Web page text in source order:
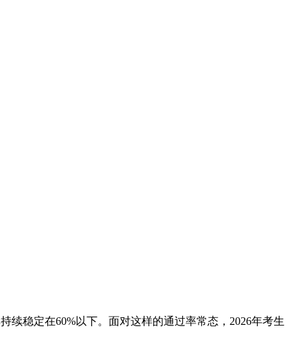
续稳定在60%以下。面对这样的通过率常态，2026年考生